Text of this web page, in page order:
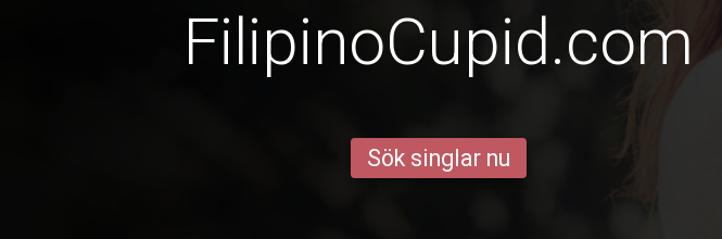
FilipinoCupid.com
Sök singlar nu